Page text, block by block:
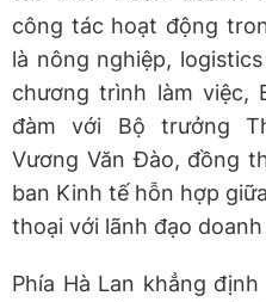
công tác hoạt động
là nông nghiệp,
chương trình làm việc,
đàm với Bộ trưởng
Vương Văn Đào, đồng
ban Kinh tế hỗn hợp
thoại với lãnh đạo
Phía Hà Lan khẳng